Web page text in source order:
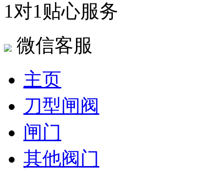
1对1贴心服务
微信客服
主页
刀型闸阀
闸门
其他阀门